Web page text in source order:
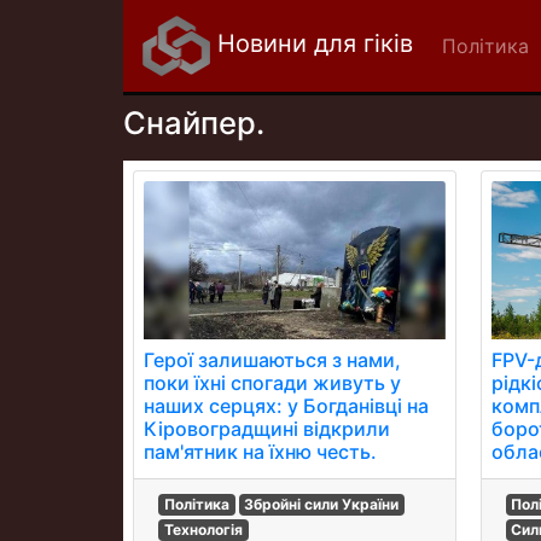
Новини для гіків Політика
Снайпер.
Герої залишаються з нами,
поки їхні спогади живуть у
наших серцях: у Богданівці на
Кіровоградщині відкрили
пам'ятник на їхню честь.
Політика
Збройні сили України
Технологія